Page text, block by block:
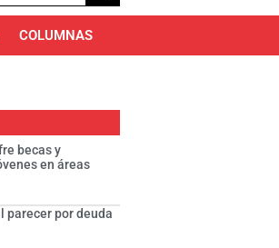
COLUMNAS
becas y
en áreas
parecer por deuda